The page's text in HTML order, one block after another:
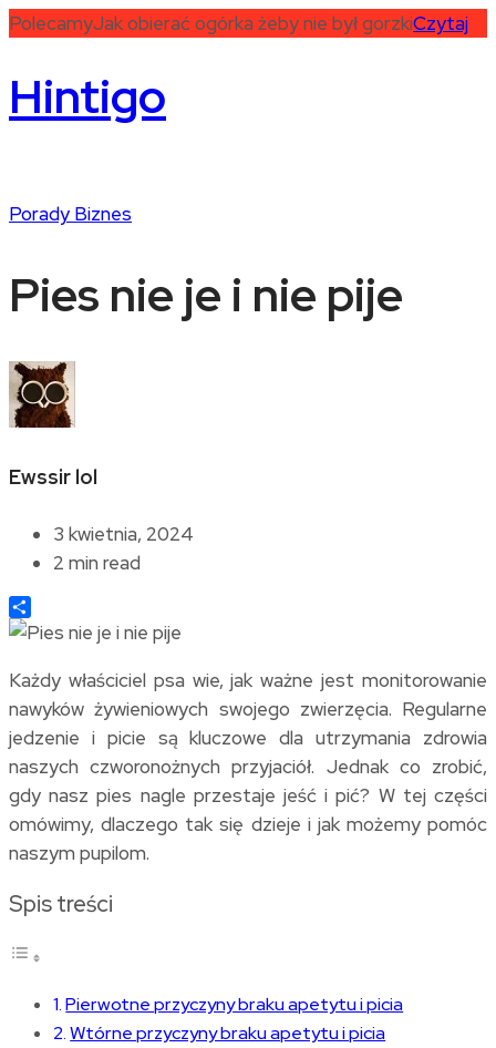
PolecamyJak obierać ogórka żeby nie był gorzkiCzytaj
Hintigo
Porady Biznes
Pies nie je i nie pije
Ewssir lol
3 kwietnia, 2024
2 min read
Share
Każdy właściciel psa wie, jak ważne jest monitorowanie
nawyków żywieniowych swojego zwierzęcia. Regularne
jedzenie i picie są kluczowe dla utrzymania zdrowia
naszych czworonożnych przyjaciół. Jednak co zrobić,
gdy nasz pies nagle przestaje jeść i pić? W tej części
omówimy, dlaczego tak się dzieje i jak możemy pomóc
naszym pupilom.
Spis treści
Pierwotne przyczyny braku apetytu i picia
Wtórne przyczyny braku apetytu i picia